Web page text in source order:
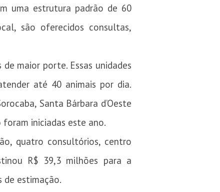
uma estrutura padrão de 60
são oferecidos consultas,
maior porte. Essas unidades
até 40 animais por dia.
Santa Bárbara d’Oeste
iniciadas este ano.
quatro consultórios, centro
R$ 39,3 milhões para a
de estimação.